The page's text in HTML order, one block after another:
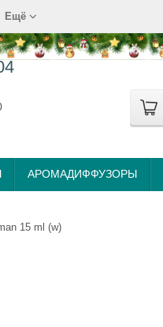
Ещё
АРОМАДИФФУЗОРЫ
15 ml (w)